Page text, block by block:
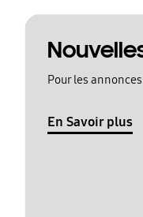
Pour les
En Savoir plus